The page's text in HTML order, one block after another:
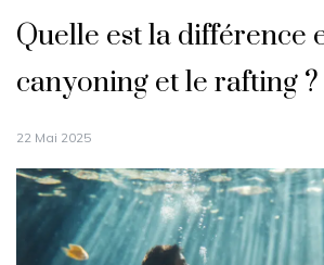
Quelle est la différence
canyoning et le rafting ?
22 Mai 2025